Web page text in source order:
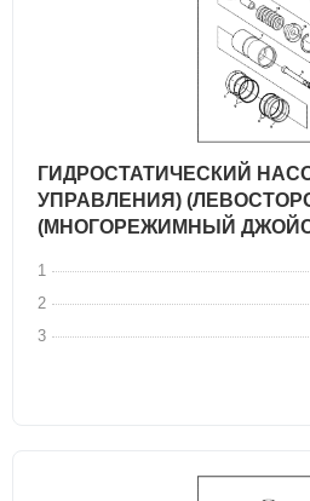
ГИДРОСТАТИЧЕСКИЙ
УПРАВЛЕНИЯ)
(МНОГОРЕЖИМНЫЙ
1
2
3